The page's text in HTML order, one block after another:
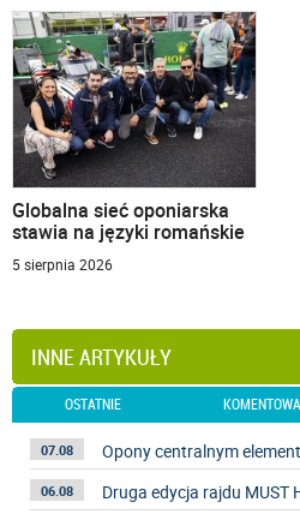
Globalna sieć oponiarska
stawia na języki romańskie
5 sierpnia 2026
INNE ARTYKUŁY
OSTATNIE
07.08 Opony centralnym
06.08 Druga edycja rajdu MUST